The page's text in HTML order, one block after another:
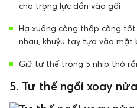
cho trọng lực dồn vào gối
Hạ xuống càng thấp càng
nhau, khuỷu tay tựa vào mặt
Giữ tư thế trong 5 nhịp thở
5. Tư thế ngồi xoay